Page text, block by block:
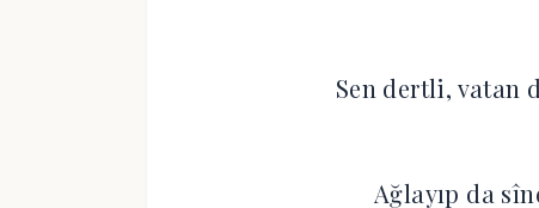
Sen dertli, vatan
Ağlayıp da